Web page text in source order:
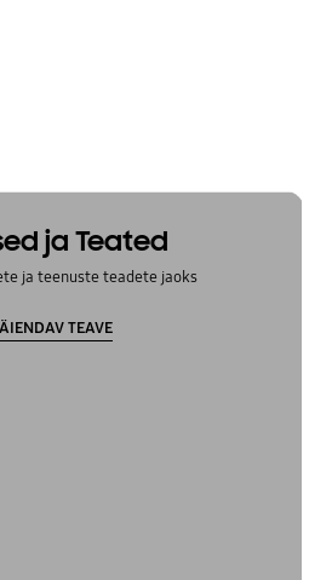
ja Teated
ja teenuste teadete jaoks
TEAVE